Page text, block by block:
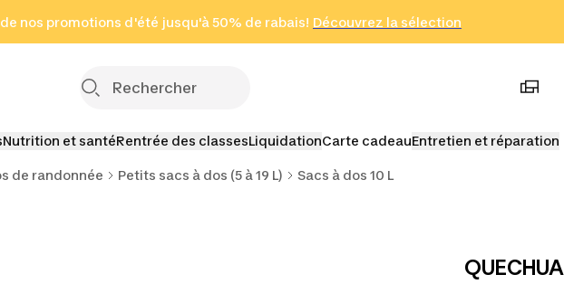
nos promotions d'été jusqu'à 50% de rabais! Découvrez la sélection
Cliquez ici
en seulement 2 h!
(Zones sélectionnées)
Nutrition et santéRentrée des classesLiquidationCarte cadeauEntretien et réparation
de randonnée Petits sacs à dos (5 à 19 L) Sacs à dos 10 L
QUECHUA